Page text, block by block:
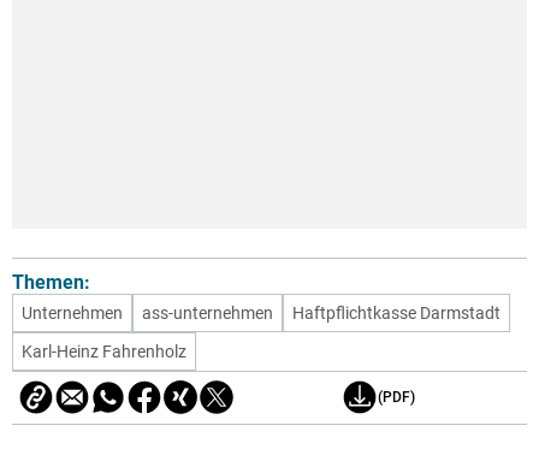
Themen:
Unternehmen ass-unternehmen
Haftpflichtkasse Darmstadt
Karl-Heinz Fahrenholz
(PDF)